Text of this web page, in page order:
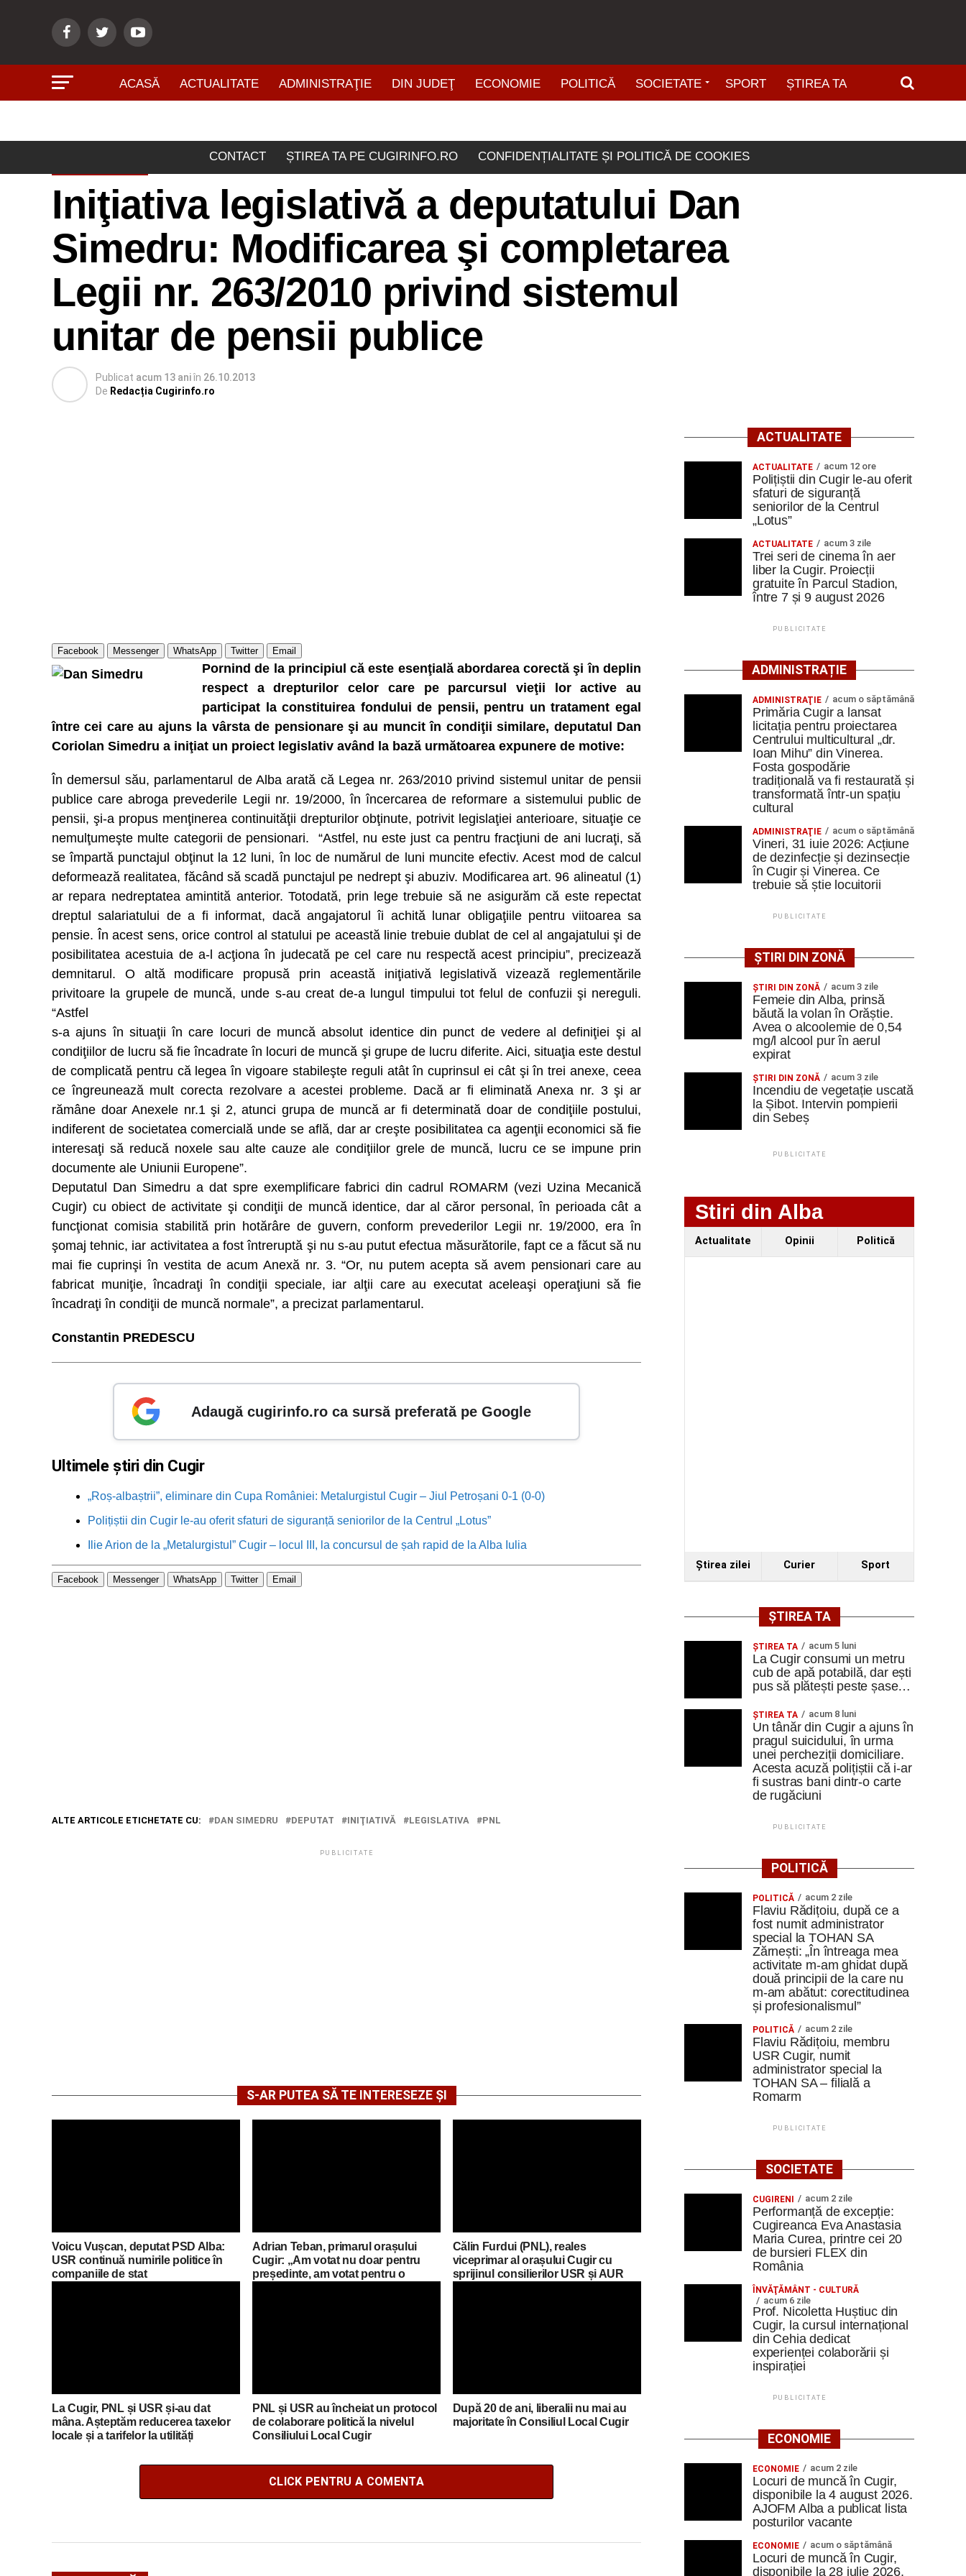
ACASĂ ACTUALITATE ADMINISTRAŢIE DIN JUDEŢ ECONOMIE POLITICĂ SOCIETATE SPORT ȘTIREA TA
CONTACT ȘTIREA TA PE CUGIRINFO.RO CONFIDENȚIALITATE ȘI POLITICĂ DE COOKIES
Iniţiativa legislativă a deputatului Dan
Simedru: Modificarea şi completarea
Legii nr. 263/2010 privind sistemul
unitar de pensii publice
Publicat acum 13 aniîn 26.10.2013
De Redacția Cugirinfo.ro
Facebook Messenger WhatsApp Twitter Email
Pornind de la principiul că este esenţială abordarea corectă şi în deplin
respect a drepturilor celor care pe parcursul vieţii lor active au
participat la constituirea fondului de pensii, pentru un tratament egal
între cei care au ajuns la vârsta de pensionare şi au muncit în condiţii similare, deputatul Dan
Coriolan Simedru a iniţiat un proiect legislativ având la bază următoarea expunere de motive:
În demersul său, parlamentarul de Alba arată că Legea nr. 263/2010 privind sistemul unitar de pensii
publice care abroga prevederile Legii nr. 19/2000, în încercarea de reformare a sistemului public de
pensii, şi-a propus menţinerea continuităţii drepturilor obţinute, potrivit legislaţiei anterioare, situaţie ce
nemulţumeşte multe categorii de pensionari. “Astfel, nu este just ca pentru fracţiuni de ani lucraţi, să
se împartă punctajul obţinut la 12 luni, în loc de numărul de luni muncite efectiv. Acest mod de calcul
deformează realitatea, făcând să scadă punctajul pe nedrept şi abuziv. Modificarea art. 96 alineatul (1)
ar repara nedreptatea amintită anterior. Totodată, prin lege trebuie să ne asigurăm că este repectat
dreptul salariatului de a fi informat, dacă angajatorul îi achită lunar obligaţiile pentru viitoarea sa
pensie. În acest sens, orice control al statului pe această linie trebuie dublat de cel al angajatului şi de
posibilitatea acestuia de a-l acţiona în judecată pe cel care nu respectă acest principiu”, precizează
demnitarul. O altă modificare propusă prin această iniţiativă legislativă vizează reglementările
privitoare la grupele de muncă, unde s-au creat de-a lungul timpului tot felul de confuzii şi nereguli.
“Astfel
s-a ajuns în situaţii în care locuri de muncă absolut identice din punct de vedere al definiţiei şi al
condiţiilor de lucru să fie încadrate în locuri de muncă şi grupe de lucru diferite. Aici, situaţia este destul
de complicată pentru că legea în vigoare stabileşte reguli atât în cuprinsul ei cât şi în trei anexe, ceea
ce îngreunează mult corecta rezolvare a acestei probleme. Dacă ar fi eliminată Anexa nr. 3 şi ar
rămâne doar Anexele nr.1 şi 2, atunci grupa de muncă ar fi determinată doar de condiţiile postului,
indiferent de societatea comercială unde se află, dar ar creşte posibilitatea ca agenţii economici să fie
interesaţi să reducă noxele sau alte cauze ale condiţiilor grele de muncă, lucru ce se impune prin
documente ale Uniunii Europene”.
Deputatul Dan Simedru a dat spre exemplificare fabrici din cadrul ROMARM (vezi Uzina Mecanică
Cugir) cu obiect de activitate şi condiţii de muncă identice, dar al căror personal, în perioada cât a
funcţionat comisia stabilită prin hotărâre de guvern, conform prevederilor Legii nr. 19/2000, era în
şomaj tehnic, iar activitatea a fost întreruptă şi nu s-au putut efectua măsurătorile, fapt ce a făcut să nu
mai fie cuprinşi în vestita de acum Anexă nr. 3. “Or, nu putem acepta să avem pensionari care au
fabricat muniţie, încadraţi în condiţii speciale, iar alţii care au executat aceleaşi operaţiuni să fie
încadraţi în condiţii de muncă normale”, a precizat parlamentarul.
Constantin PREDESCU
Adaugă cugirinfo.ro ca sursă preferată pe Google
Ultimele știri din Cugir
„Roș-albaștrii”, eliminare din Cupa României: Metalurgistul Cugir – Jiul Petroșani 0-1 (0-0)
Polițiștii din Cugir le-au oferit sfaturi de siguranță seniorilor de la Centrul „Lotus”
Ilie Arion de la „Metalurgistul” Cugir – locul III, la concursul de șah rapid de la Alba Iulia
Facebook Messenger WhatsApp Twitter Email
ALTE ARTICOLE ETICHETATE CU: DAN SIMEDRU DEPUTAT INIŢIATIVĂ LEGISLATIVA PNL
PUBLICITATE
S-AR PUTEA SĂ TE INTERESEZE ȘI
Voicu Vușcan, deputat PSD Alba:
USR continuă numirile politice în
companiile de stat
Adrian Teban, primarul orașului
Cugir: „Am votat nu doar pentru
președinte, am votat pentru o
Călin Furdui (PNL), reales
viceprimar al orașului Cugir cu
sprijinul consilierilor USR și AUR
La Cugir, PNL și USR și-au dat
mâna. Așteptăm reducerea taxelor
locale și a tarifelor la utilități
PNL și USR au încheiat un protocol
de colaborare politică la nivelul
Consiliului Local Cugir
După 20 de ani, liberalii nu mai au
majoritate în Consiliul Local Cugir
CLICK PENTRU A COMENTA
ACTUALITATE
ACTUALITATE acum 12 ore
Polițiștii din Cugir le-au oferit
sfaturi de siguranță
seniorilor de la Centrul
„Lotus”
ACTUALITATE acum 3 zile
Trei seri de cinema în aer
liber la Cugir. Proiecții
gratuite în Parcul Stadion,
între 7 și 9 august 2026
PUBLICITATE
ADMINISTRAȚIE
ADMINISTRAŢIE acum o săptămână
Primăria Cugir a lansat
licitația pentru proiectarea
Centrului multicultural „dr.
Ioan Mihu” din Vinerea.
Fosta gospodărie
tradițională va fi restaurată și
transformată într-un spațiu
cultural
ADMINISTRAŢIE acum o săptămână
Vineri, 31 iuie 2026: Acțiune
de dezinfecție și dezinsecție
în Cugir și Vinerea. Ce
trebuie să știe locuitorii
PUBLICITATE
ȘTIRI DIN ZONĂ
ŞTIRI DIN ZONĂ acum 3 zile
Femeie din Alba, prinsă
băută la volan în Orăștie.
Avea o alcoolemie de 0,54
mg/l alcool pur în aerul
expirat
ŞTIRI DIN ZONĂ acum 3 zile
Incendiu de vegetație uscată
la Șibot. Intervin pompierii
din Sebeș
PUBLICITATE
Stiri din Alba
Actualitate Opinii Politică
Ştirea zilei Curier Sport
ȘTIREA TA
ȘTIREA TA acum 5 luni
La Cugir consumi un metru
cub de apă potabilă, dar ești
pus să plătești peste șase…
ȘTIREA TA acum 8 luni
Un tânăr din Cugir a ajuns în
pragul suicidului, în urma
unei percheziții domiciliare.
Acesta acuză polițiștii că i-ar
fi sustras bani dintr-o carte
de rugăciuni
PUBLICITATE
POLITICĂ
POLITICĂ acum 2 zile
Flaviu Rădițoiu, după ce a
fost numit administrator
special la TOHAN SA
Zărnești: „În întreaga mea
activitate m-am ghidat după
două principii de la care nu
m-am abătut: corectitudinea
și profesionalismul”
POLITICĂ acum 2 zile
Flaviu Rădițoiu, membru
USR Cugir, numit
administrator special la
TOHAN SA – filială a
Romarm
PUBLICITATE
SOCIETATE
CUGIRENI acum 2 zile
Performanță de excepție:
Cugireanca Eva Anastasia
Maria Curea, printre cei 20
de bursieri FLEX din
România
ÎNVĂŢĂMÂNT - CULTURĂ
acum 6 zile
Prof. Nicoletta Huștiuc din
Cugir, la cursul internațional
din Cehia dedicat
experienței colaborării și
inspirației
PUBLICITATE
ECONOMIE
ECONOMIE acum 2 zile
Locuri de muncă în Cugir,
disponibile la 4 august 2026.
AJOFM Alba a publicat lista
posturilor vacante
ECONOMIE acum o săptămână
Locuri de muncă în Cugir,
disponibile la 28 iulie 2026.